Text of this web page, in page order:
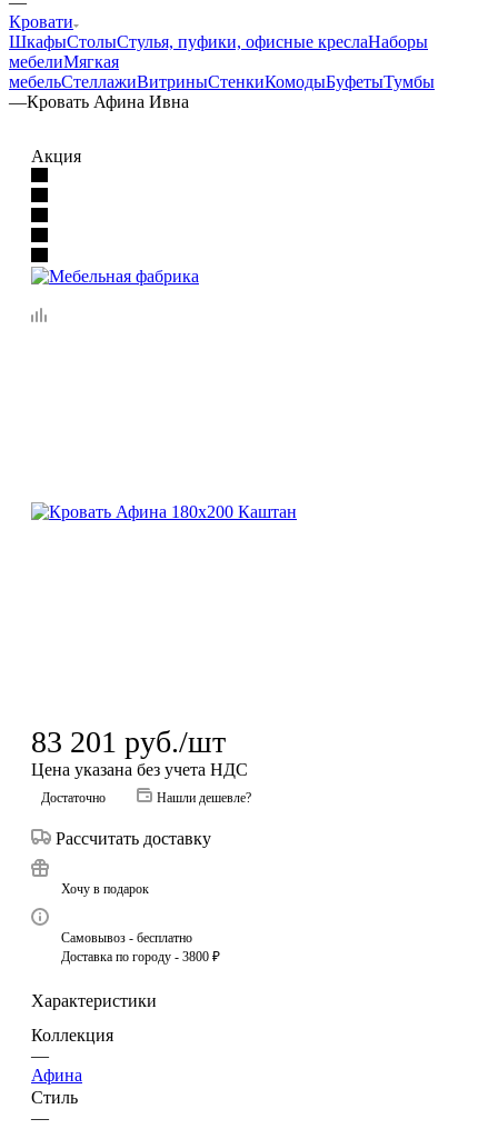
Кровати
ШкафыСтолыСтулья, пуфики, офисные креслаНаборы
мебелиМягкая
мебельСтеллажиВитриныСтенкиКомодыБуфетыТумбы
—Кровать Афина Ивна
Акция
83 201 руб./шт
Цена указана без учета НДС
Достаточно Нашли дешевле?
Рассчитать доставку
Хочу в подарок
Самовывоз - бесплатно
Доставка по городу - 3800 ₽
Характеристики
Коллекция
—
Афина
Стиль
—